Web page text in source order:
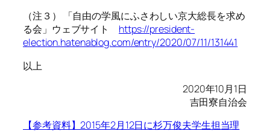
（注３） 「自由の学風にふさわしい京大総長を求め
る会」ウェブサイト https://president-
election.hatenablog.com/entry/2020/07/11/131441
以上
2020年10月1日
吉田寮自治会
【参考資料】2015年2月12日に杉万俊夫学生担当理